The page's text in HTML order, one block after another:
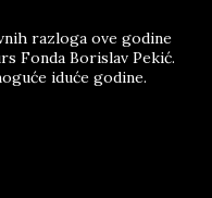
razloga ove godine
Fonda Borislav Pekić.
iduće godine.